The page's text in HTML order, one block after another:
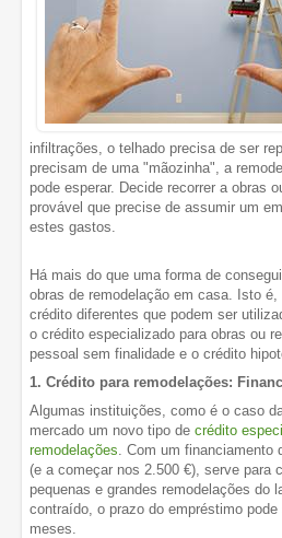
infiltrações, o telhado precisa de ser
precisam de uma "mãozinha", a
pode esperar. Decide recorrer a obras
provável que precise de assumir um
estes gastos.
Há mais do que uma forma de
obras de remodelação em casa. Isto
crédito diferentes que podem ser
o crédito especializado para obras ou
pessoal sem finalidade e o crédito
1. Crédito para remodelações:
Algumas instituições, como é o caso
mercado um novo tipo de crédito
remodelações. Com um financiamento
(e a começar nos 2.500 €), serve para
pequenas e grandes remodelações do
contraído, o prazo do empréstimo
meses.